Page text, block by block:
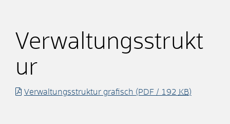
Verwaltungsstrukt
ur
Verwaltungsstruktur grafisch (PDF / 192 KB)